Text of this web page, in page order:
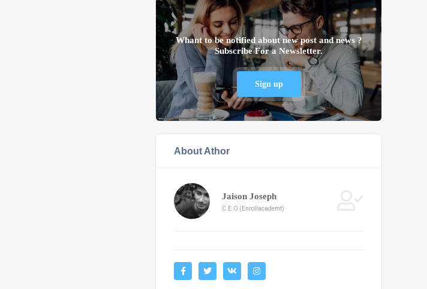
Whant to be notified about new post and news ?
Subscribe For a Newsletter.
Sign up
About Athor
Jaison Joseph
C.E.O (Enrollacademt)